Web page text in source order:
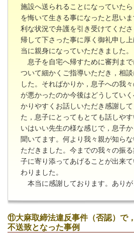
施設へ送られることになっていた
を悔いて生きる事になったと思い
利な状況で弁護を引き受けてくだ
帰して下さった事に厚く御礼申し
当に親身になっていただきました。
息子を自宅へ帰すために審判ま
ついて細かくご指導いただき，相
した。そればかりか，息子への我
が悪かったのか今後はどうしてい
かりやすくお話しいただき感謝し
た，息子にとってもとても話しや
いはいい先生の様な感じで，息子
聞いてます。何より我々親が知ら
ただきました。今までの我々の振
子に寄り添ってあげることが出来
わりました。
本当に感謝しております。ありが
⑪大麻取締法違反事件（否認）で
不送致となった事例